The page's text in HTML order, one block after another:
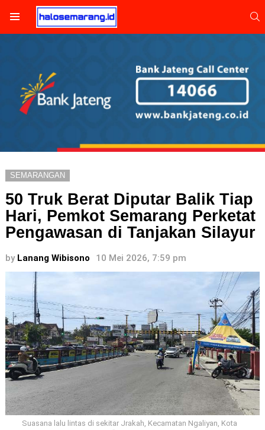
SEMARANGAN
50 Truk Berat Diputar Balik Tiap
Hari, Pemkot Semarang Perketat
Pengawasan di Tanjakan Silayur
by Lanang Wibisono 10 Mei 2026, 7:59 pm
Suasana lalu lintas di sekitar Jrakah, Kecamatan Ngaliyan, Kota